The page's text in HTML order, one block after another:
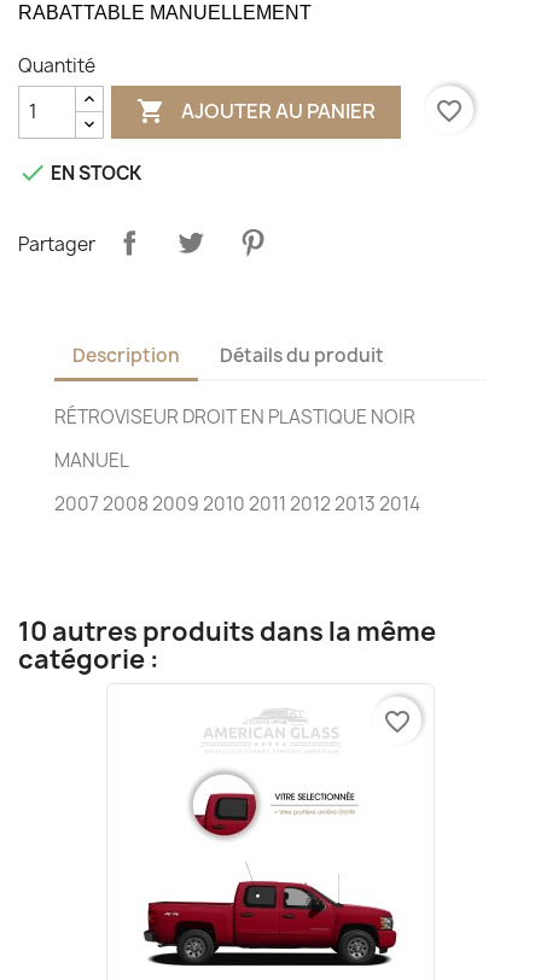
RABATTABLE MANUELLEMENT
Quantité
 AJOUTER AU PANIER favorite_border
 EN STOCK
Partager
Description Détails du produit
RÉTROVISEUR DROIT EN PLASTIQUE NOIR
MANUEL
2007 2008 2009 2010 2011 2012 2013 2014
10 autres produits dans la même
catégorie :
favorite_border